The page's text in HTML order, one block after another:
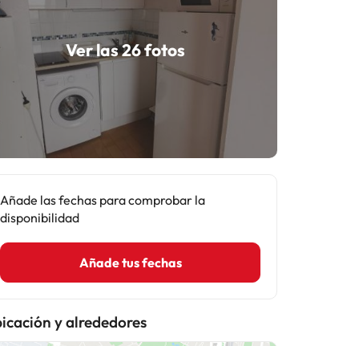
Ver las 26 fotos
Añade las fechas para comprobar la
disponibilidad
Añade tus fechas
y alrededores